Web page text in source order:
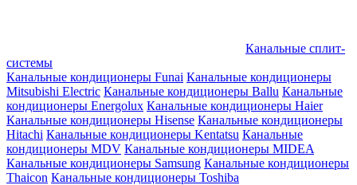
Канальные сплит-
системы
Канальные кондиционеры Funai Канальные кондиционеры
Mitsubishi Electric Канальные кондиционеры Ballu Канальные
кондиционеры Energolux Канальные кондиционеры Haier
Канальные кондиционеры Hisense Канальные кондиционеры
Hitachi Канальные кондиционеры Kentatsu Канальные
кондиционеры MDV Канальные кондиционеры MIDEA
Канальные кондиционеры Samsung Канальные кондиционеры
Thaicon Канальные кондиционеры Toshiba